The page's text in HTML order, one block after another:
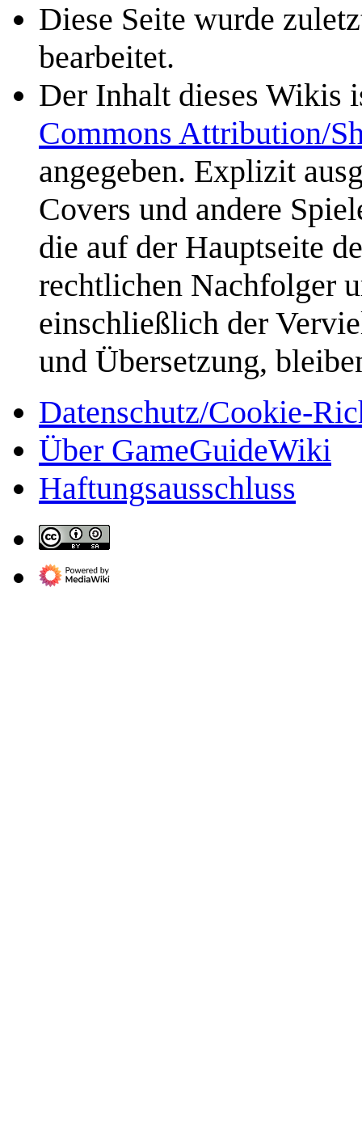
Diese Seite wurde
bearbeitet.
Der Inhalt dieses Wikis
Commons Attribution/
angegeben. Explizit
Covers und andere
die auf der Hauptseite
rechtlichen Nachfolger
einschließlich der
und Übersetzung,
Datenschutz/Cookie-
Über GameGuideWiki
Haftungsausschluss